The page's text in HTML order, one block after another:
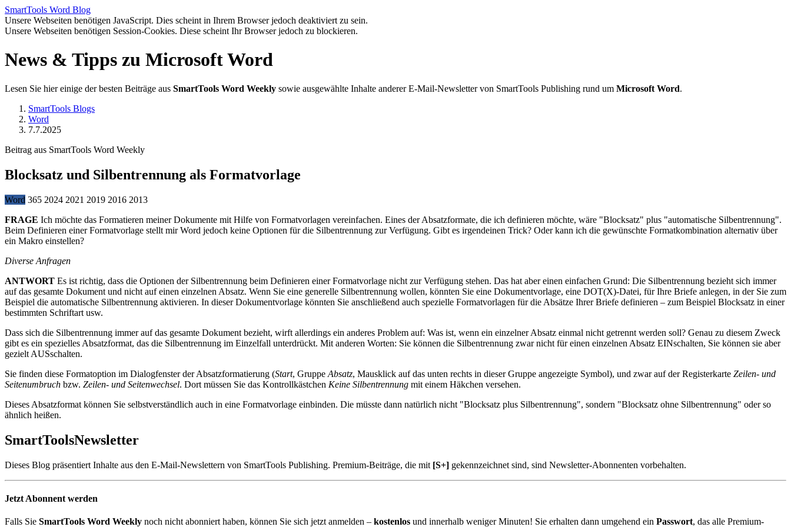
SmartTools Word Blog
Unsere Webseiten benötigen JavaScript. Dies scheint in Ihrem Browser jedoch deaktiviert zu sein.
Unsere Webseiten benötigen Session-Cookies. Diese scheint Ihr Browser jedoch zu blockieren.
News & Tipps zu Microsoft Word
Lesen Sie hier einige der besten Beiträge aus SmartTools Word Weekly sowie ausgewählte Inhalte anderer E-Mail-Newsletter von SmartTools Publishing rund um Microsoft Word.
SmartTools Blogs
Word
7.7.2025
Beitrag aus SmartTools Word Weekly
Blocksatz und Silbentrennung als Formatvorlage
Word 365 2024 2021 2019 2016 2013
FRAGE Ich möchte das Formatieren meiner Dokumente mit Hilfe von Formatvorlagen vereinfachen. Eines der Absatzformate, die ich definieren möchte, wäre "Blocksatz" plus "automatische Silbentrennung".
Beim Definieren einer Formatvorlage stellt mir Word jedoch keine Optionen für die Silbentrennung zur Verfügung. Gibt es irgendeinen Trick? Oder kann ich die gewünschte Formatkombination alternativ über
ein Makro einstellen?
Diverse Anfragen
ANTWORT Es ist richtig, dass die Optionen der Silbentrennung beim Definieren einer Formatvorlage nicht zur Verfügung stehen. Das hat aber einen einfachen Grund: Die Silbentrennung bezieht sich immer
auf das gesamte Dokument und nicht auf einen einzelnen Absatz. Wenn Sie eine generelle Silbentrennung wollen, könnten Sie eine Dokumentvorlage, eine DOT(X)-Datei, für Ihre Briefe anlegen, in der Sie zum
Beispiel die automatische Silbentrennung aktivieren. In dieser Dokumentvorlage könnten Sie anschließend auch spezielle Formatvorlagen für die Absätze Ihrer Briefe definieren – zum Beispiel Blocksatz in einer
bestimmten Schriftart usw.
Dass sich die Silbentrennung immer auf das gesamte Dokument bezieht, wirft allerdings ein anderes Problem auf: Was ist, wenn ein einzelner Absatz einmal nicht getrennt werden soll? Genau zu diesem Zweck
gibt es ein spezielles Absatzformat, das die Silbentrennung im Einzelfall unterdrückt. Mit anderen Worten: Sie können die Silbentrennung zwar nicht für einen einzelnen Absatz EINschalten, Sie können sie aber
gezielt AUSschalten.
Sie finden diese Formatoption im Dialogfenster der Absatzformatierung (Start, Gruppe Absatz, Mausklick auf das unten rechts in dieser Gruppe angezeigte Symbol), und zwar auf der Registerkarte Zeilen- und
Seitenumbruch bzw. Zeilen- und Seitenwechsel. Dort müssen Sie das Kontrollkästchen Keine Silbentrennung mit einem Häkchen versehen.
Dieses Absatzformat können Sie selbstverständlich auch in eine Formatvorlage einbinden. Die müsste dann natürlich nicht "Blocksatz plus Silbentrennung", sondern "Blocksatz ohne Silbentrennung" oder so
ähnlich heißen.
SmartToolsNewsletter
Dieses Blog präsentiert Inhalte aus den E-Mail-Newslettern von SmartTools Publishing. Premium-Beiträge, die mit [S+] gekennzeichnet sind, sind Newsletter-Abonnenten vorbehalten.
Jetzt Abonnent werden
Falls Sie SmartTools Word Weekly noch nicht abonniert haben, können Sie sich jetzt anmelden – kostenlos und innerhalb weniger Minuten! Sie erhalten dann umgehend ein Passwort, das alle Premium-